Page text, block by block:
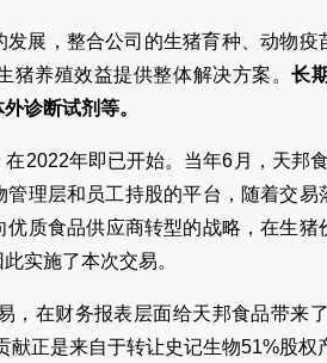
展，整合公司的生猪育种、动物
猪养殖效益提供整体解决方案。长
诊断试剂等。
2022年即已开始。当年6月，天邦
理层和员工持股的平台，随着交
质食品供应商转型的战略，在生
实施了本次交易。
，在财务报表层面给天邦食品带来
正是来自于转让史记生物51%股权